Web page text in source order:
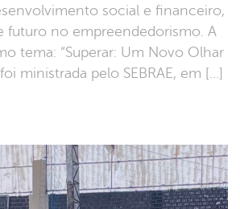
social e financeiro,
futuro no empreendedorismo. A
tema: “Superar: Um Novo Olhar
ministrada pelo SEBRAE, em […]